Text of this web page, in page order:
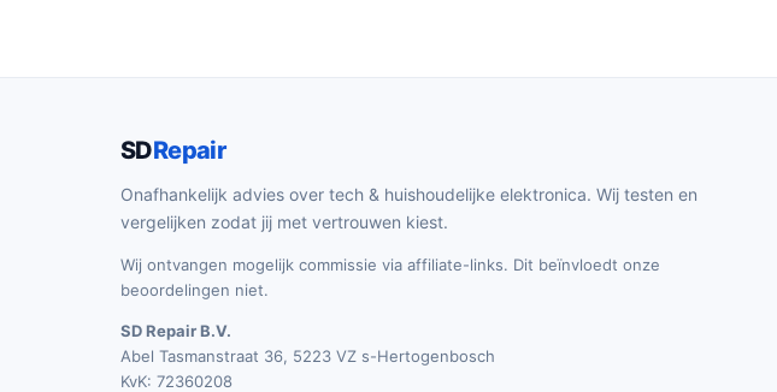
SDRepair
Onafhankelijk advies over tech & huishoudelijke elektronica. Wij testen en
vergelijken zodat jij met vertrouwen kiest.
Wij ontvangen mogelijk commissie via affiliate-links. Dit beïnvloedt onze
beoordelingen niet.
SD Repair B.V.
Abel Tasmanstraat 36, 5223 VZ s-Hertogenbosch
KvK: 72360208